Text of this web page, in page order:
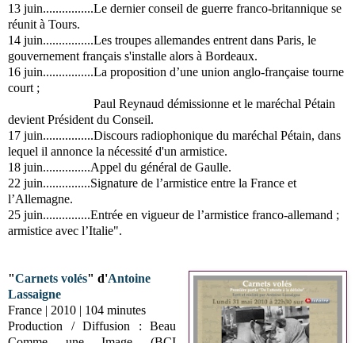
13 juin................Le dernier conseil de guerre franco-britannique se
réunit à Tours.
14 juin................Les troupes allemandes entrent dans Paris, le
gouvernement français s'installe alors à Bordeaux.
16 juin................La proposition d’une union anglo-française tourne
court ;
Paul Reynaud démissionne et le maréchal Pétain
devient Président du Conseil.
17 juin................Discours radiophonique du maréchal Pétain, dans
lequel il annonce la nécessité d'un armistice.
18 juin...............Appel du général de Gaulle.
22 juin...............Signature de l’armistice entre la France et
l’Allemagne.
25 juin...............Entrée en vigueur de l’armistice franco-allemand ;
armistice avec l’Italie".
"Carnets volés" d'Antoine
Lassaigne
France | 2010 | 104 minutes
Production / Diffusion : Beau